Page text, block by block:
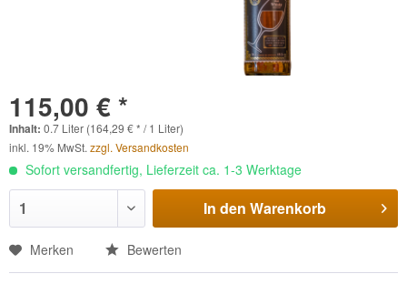
115,00 € *
Inhalt: 0.7 Liter (164,29 € * / 1 Liter)
inkl. 19% MwSt. zzgl. Versandkosten
Sofort versandfertig, Lieferzeit ca. 1-3 Werktage
In den Warenkorb
Merken Bewerten